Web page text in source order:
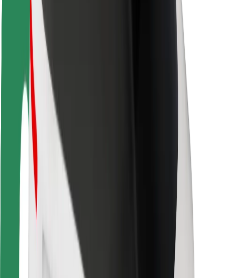
Vairuotojų saugumas
Paspirtukų saugumas
Saugumo laboratorija
Miestai
Vietovės
Sprendimai miestams
Oro uostai
„Bolt“ įkrovimo stotelės
Pagalba
Keleiviams
Vairuotojams
Kurjeriams
„Bolt Food“
Automobilių nuomos įmonių savininkams